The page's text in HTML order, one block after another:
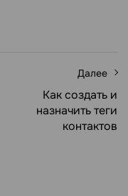
Далее
Как создать и
назначить теги
контактов